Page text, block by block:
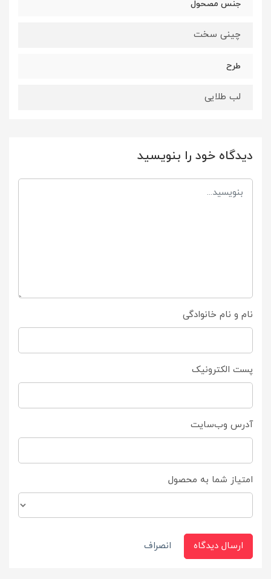
جنس مصحول
چینی سخت
طرح
لب طلایی
دیدگاه خود را بنویسید
نام و نام خانوادگی
پست الکترونیک
آدرس وب‌سایت
امتیاز شما به محصول
ارسال دیدگاه انصراف